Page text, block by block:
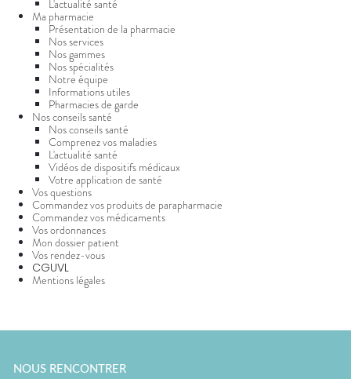
Solaire
Visage
urinaires
Trousse à
pharmacie
MUSCLES -
ARTICULATIONS
Douleurs
articulaires
Douleurs
musculaires
NUTRITION
Prévention
cardio-
vasculaire
OPHTALMOLOGIE
Etendre
Irritations
Lavages
oculaires
Sécheresses
des yeux
OREILLES
- NEZ -
GORGE
Etendre
Maux
de gorge
Rhumes
- état
grippaux
Soins
des
oreilles
Toux
grasses
Toux
sèches
SANTÉ-
NUTRITION
Etendre
Boissons
et
Aliments
SEVRAGE
TABAGIQUE
Etendre
Gommes
Pastilles
Patchs
SOINS
DENTAIRES
Etendre
Soins
dentaires
Bains de
TROUBLES DE
LA
CIRCULATION
Etendre
lourdes
PHARMACIES
DE GARDE
VOTRE
APPLICATION
DE SANTÉ
L'actualité santé
Ma pharmacie
Présentation de la pharmacie
Nos services
Nos gammes
Nos spécialités
Notre équipe
Informations utiles
Pharmacies de garde
Nos conseils santé
Nos conseils santé
Comprenez vos maladies
L'actualité santé
Vidéos de dispositifs médicaux
Votre application de santé
Vos questions
Commandez vos produits de parapharmacie
Commandez vos médicaments
Vos ordonnances
Mon dossier patient
Vos rendez-vous
CGUVL
Mentions légales
NOUS RENCONTRER